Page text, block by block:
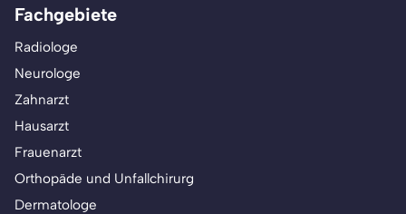
Fachgebiete
Radiologe
Neurologe
Zahnarzt
Hausarzt
Frauenarzt
Orthopäde und Unfallchirurg
Dermatologe